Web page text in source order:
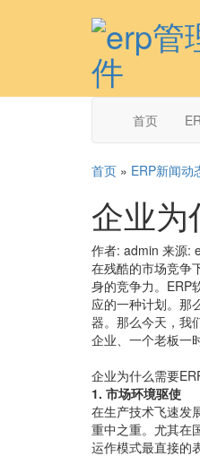
首页
首页 » ERP新闻动
企业为
作者: admin 来源:
在残酷的市场竞争
身的竞争力。ERP
应的一种计划。那
器。那么今天，我
企业、一个老板一
企业为什么需要
1. 市场环境驱使
在生产技术飞速发
重中之重。尤其在
运作模式最直接的